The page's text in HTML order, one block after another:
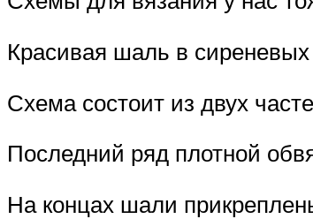
Красивая шаль в сиреневых
Схема состоит из двух
Последний ряд плотной
На концах шали